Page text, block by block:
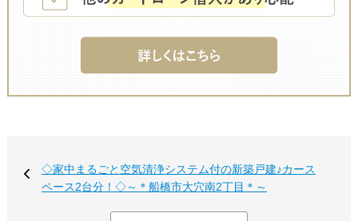
◇家中まるごと空気清浄システム付の新築戸建♪カース
ペース2台分！◇～＊船橋市大穴南2丁目＊～